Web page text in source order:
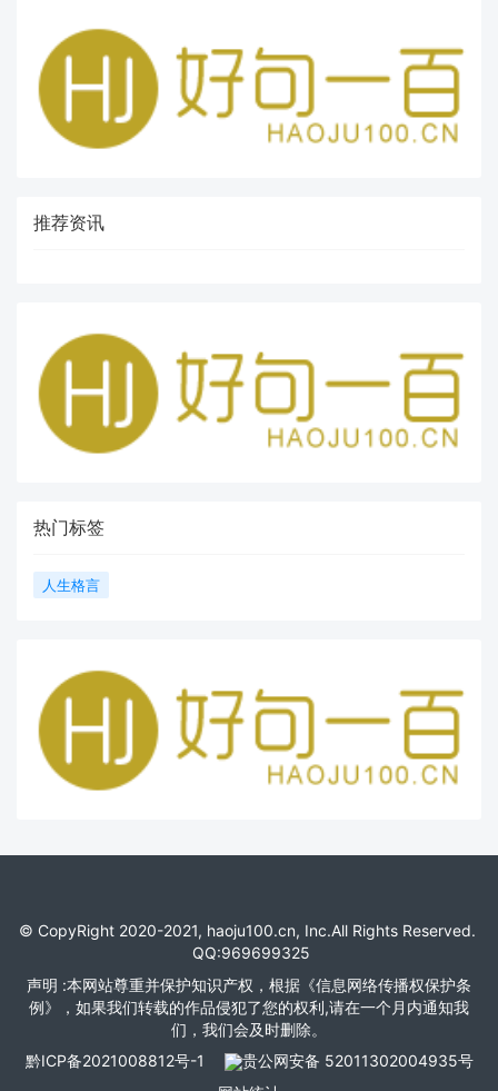
推荐资讯
热门标签
人生格言
© CopyRight 2020-2021, haoju100.cn, Inc.All Rights Reserved.
QQ:969699325
声明 :本网站尊重并保护知识产权，根据《信息网络传播权保护条
例》，如果我们转载的作品侵犯了您的权利,请在一个月内通知我
们，我们会及时删除。
黔ICP备2021008812号-1
贵公网安备 52011302004935号